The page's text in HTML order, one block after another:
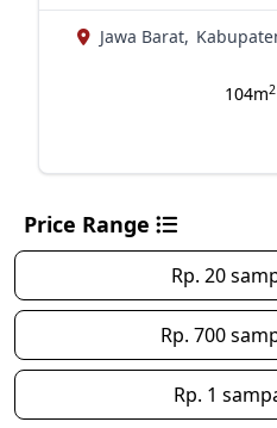
Jawa Barat,
104m2
Price Range
Rp. 20
Rp. 700
Rp. 1